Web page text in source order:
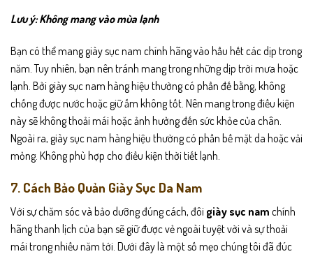
Lưu ý: Không mang vào mùa lạnh
Bạn có thể mang giày sục nam chính hãng vào hầu hết các dịp trong
năm. Tuy nhiên, bạn nên tránh mang trong những dịp trời mưa hoặc
lạnh. Bởi giày sục nam hàng hiệu thường có phần đế bằng, không
chống được nước hoặc giữ ấm không tốt. Nên mang trong điều kiện
này sẽ không thoải mái hoặc ảnh hưởng đến sức khỏe của chân.
Ngoài ra, giày sục nam hàng hiệu thường có phần bề mặt da hoặc vải
mỏng. Không phù hợp cho điều kiện thời tiết lạnh.
7. Cách Bảo Quản Giày Sục Da Nam
Với sự chăm sóc và bảo dưỡng đúng cách, đôi giày sục nam chính
hãng thanh lịch của bạn sẽ giữ được vẻ ngoài tuyệt vời và sự thoải
mái trong nhiều năm tới. Dưới đây là một số mẹo chúng tôi đã đúc